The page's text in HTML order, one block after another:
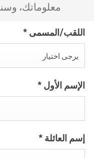
معلوماتك،
اللقب/المسمى *
يرجى اختيار
الإسم الأول *
إسم العائلة *